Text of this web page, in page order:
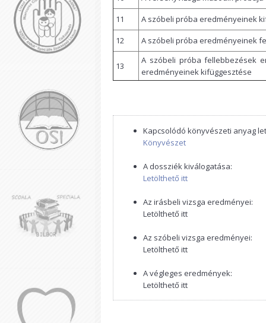
11
A szóbeli próba eredményeinek
12
A szóbeli próba eredményeinek
13
A szóbeli próba fellebbezések
eredményeinek kifüggesztése
Kapcsolódó könyvészeti anyag
Könyvészet
A dossziék kiválogatása:
Letölthető itt
Az irásbeli vizsga eredményei:
Letölthető itt
Az szóbeli vizsga eredményei:
Letölthető itt
A végleges eredmények:
Letölthető itt